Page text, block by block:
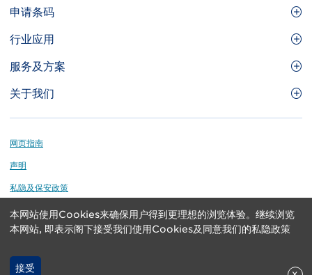
Footer
Site
Menu
申请条码
GS1条码
实用工具及资源
行业应用
食品及餐饮服务
运输及物流
服务及方案
品牌保护
关于我们
关于香港货品编码协会
业界应用的标准
认识我们的团队
联络我们
Footer
网页指南
声明
私隐及保安政策
GS1 is a registered trademark of GS1 AISBL. Copyright ©
2024 GS1 Hong Kong Limited. All rights reserved.
本网站使用Cookies来确保用户得到更理想的浏览体验。继续浏览
本网站, 即表示阁下接受我们使用Cookies及同意我们的私隐政策
接受